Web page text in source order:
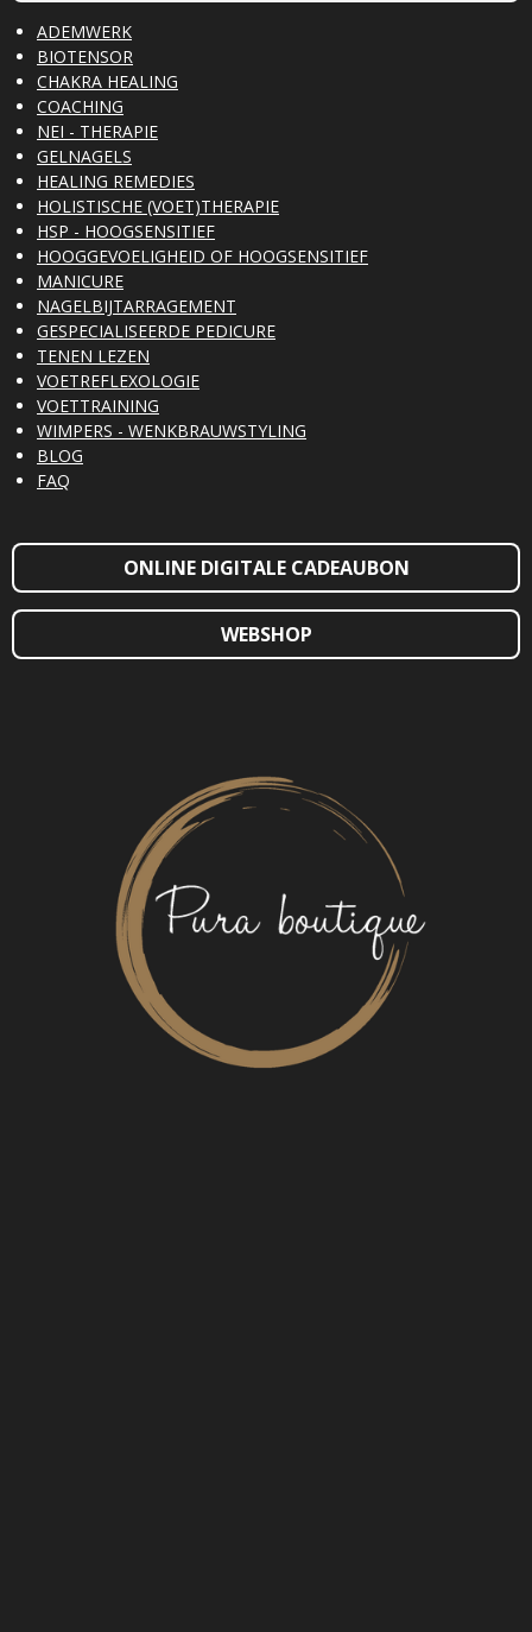
ADEMWERK
BIOTENSOR
CHAKRA HEALING
COACHING
NEI - THERAPIE
GELNAGELS
HEALING REMEDIES
HOLISTISCHE (VOET)THERAPIE
HSP - HOOGSENSITIEF
HOOGGEVOELIGHEID OF HOOGSENSITIEF
MANICURE
NAGELBIJTARRAGEMENT
GESPECIALISEERDE PEDICURE
TENEN LEZEN
VOETREFLEXOLOGIE
VOETTRAINING
WIMPERS - WENKBRAUWSTYLING
BLOG
FAQ
ONLINE DIGITALE CADEAUBON
WEBSHOP